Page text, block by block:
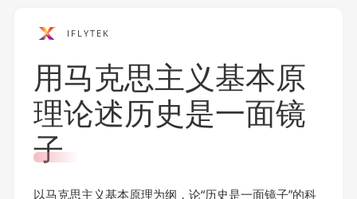
IFLYTEK
用马克思主义基本原
理论述历史是一面镜
子
以马克思主义基本原理为纲，论“历史是一面镜子”的科